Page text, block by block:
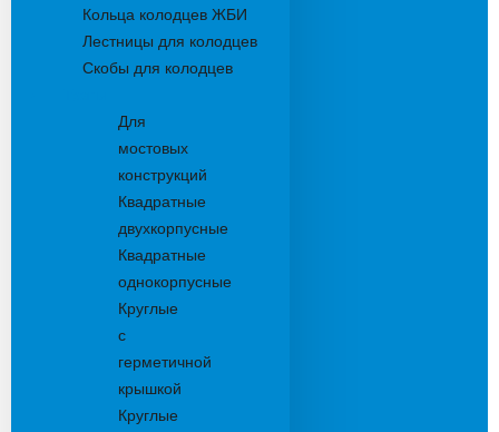
Кольца колодцев ЖБИ
Лестницы для колодцев
Скобы для колодцев
Для
мостовых
конструкций
Квадратные
двухкорпусные
Квадратные
однокорпусные
Круглые
с
герметичной
крышкой
Круглые